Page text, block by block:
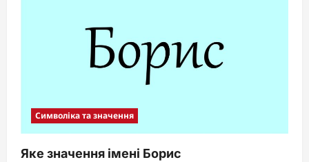
Символіка та значення
Яке значення імені Борис